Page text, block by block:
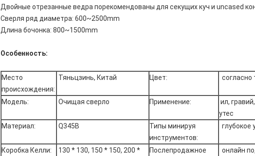
Двойные отрезанные ведра порекомендованы для секущих куч и uncased
Сверля ряд диаметра: 600~2500mm
Длина бочонка: 800~1500mm
Особенность:
Место
происхождения:
Тяньцзинь, Китай Цвет: согласно
Модель: Очищая сверло Применение:
ил,
утес
Материал:
Q345B
Типы минируя
инструментов:
глубокое
Коробка Келли:
130 * 130, 150 * 150, 200 *
Послепродажное
онлайн